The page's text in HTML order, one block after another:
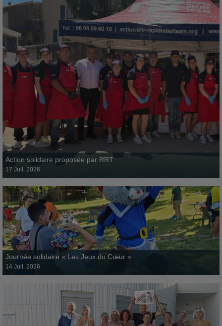
Action solidaire proposée par RRT
17 Juil. 2026
Action solidaire proposée par RRT
Journée solidaire « Les Jeux du Cœur »
14 Juil. 2026
14 juillet 2026
Journée solidaire « Les Jeux du Cœur »
8 juillet 2026
Seniors en vacances